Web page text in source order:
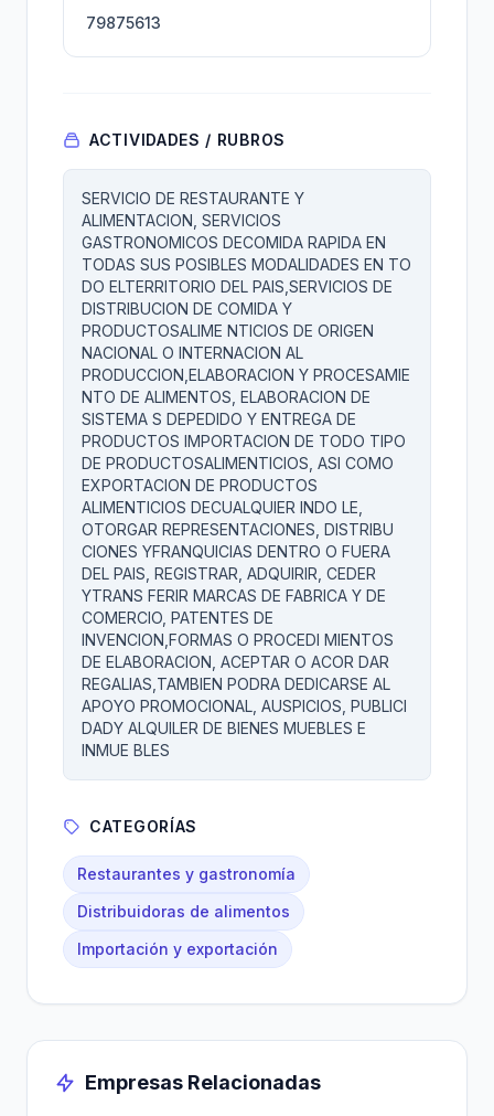
79875613
ACTIVIDADES / RUBROS
SERVICIO DE RESTAURANTE Y
ALIMENTACION, SERVICIOS
GASTRONOMICOS DECOMIDA RAPIDA EN
TODAS SUS POSIBLES MODALIDADES EN TO
DO ELTERRITORIO DEL PAIS,SERVICIOS DE
DISTRIBUCION DE COMIDA Y
PRODUCTOSALIME NTICIOS DE ORIGEN
NACIONAL O INTERNACION AL
PRODUCCION,ELABORACION Y PROCESAMIE
NTO DE ALIMENTOS, ELABORACION DE
SISTEMA S DEPEDIDO Y ENTREGA DE
PRODUCTOS IMPORTACION DE TODO TIPO
DE PRODUCTOSALIMENTICIOS, ASI COMO
EXPORTACION DE PRODUCTOS
ALIMENTICIOS DECUALQUIER INDO LE,
OTORGAR REPRESENTACIONES, DISTRIBU
CIONES YFRANQUICIAS DENTRO O FUERA
DEL PAIS, REGISTRAR, ADQUIRIR, CEDER
YTRANS FERIR MARCAS DE FABRICA Y DE
COMERCIO, PATENTES DE
INVENCION,FORMAS O PROCEDI MIENTOS
DE ELABORACION, ACEPTAR O ACOR DAR
REGALIAS,TAMBIEN PODRA DEDICARSE AL
APOYO PROMOCIONAL, AUSPICIOS, PUBLICI
DADY ALQUILER DE BIENES MUEBLES E
INMUE BLES
CATEGORÍAS
Restaurantes y gastronomía
Distribuidoras de alimentos
Importación y exportación
Empresas Relacionadas